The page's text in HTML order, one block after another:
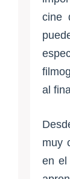
cine
al
muy
en el